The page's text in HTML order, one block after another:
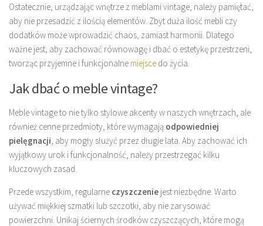
Ostatecznie, urządzając wnętrze z meblami vintage, należy pamiętać,
aby nie przesadzić z ilością elementów. Zbyt duża ilość mebli czy
dodatków może wprowadzić chaos, zamiast harmonii. Dlatego
ważne jest, aby zachować równowagę i dbać o estetykę przestrzeni,
tworząc przyjemne i funkcjonalne miejsce do życia.
Jak dbać o meble vintage?
Meble vintage to nie tylko stylowe akcenty w naszych wnętrzach, ale
również cenne przedmioty, które wymagają odpowiedniej
pielęgnacji, aby mogły służyć przez długie lata. Aby zachować ich
wyjątkowy urok i funkcjonalność, należy przestrzegać kilku
kluczowych zasad.
Przede wszystkim, regularne czyszczenie jest niezbędne. Warto
używać miękkiej szmatki lub szczotki, aby nie zarysować
powierzchni. Unikaj ściernych środków czyszczących, które mogą